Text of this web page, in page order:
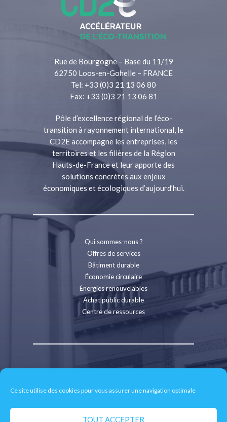
Ce site utilise des cookies pour vous assurer une navigation optimale
TOUT ACCEPTER
Rue de Bourgogne – Base du 11/19
62750 Loos-en-Gohelle – FRANCE
Tel: +33 (0)3 21 13 06 80
Fax: +33 (0)3 21 13 06 81
Pôle d’excellence régional de l’éco-
transition à rayonnement international, le
CD2E accompagne les entreprises, les
territoires et les filières de la Région
Hauts-de-France et leur apporte des
solutions concrètes aux enjeux
économiques et écologiques d’aujourd’hui.
Qui sommes-nous ?
Offres de services
Bâtiment durable
Économie circulaire
Énergies renouvelables
Achat public durable
Centre de ressources
Contact
Espace presse
Politique de confidentialité